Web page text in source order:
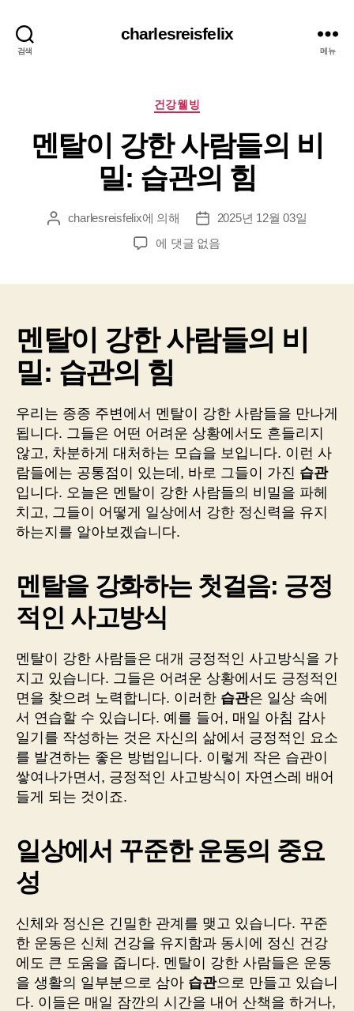
검색
charlesreisfelix
메뉴
카
고
리
건강웰빙
멘탈이 강한 사람들의 비
밀: 습관의 힘
게
성
charlesreisfelix에 의해
게
시
물
짜
2025년 12월 03일
멘
사
람
들
의
밀:
습
관
의
힘
에 댓글 없음
멘탈이 강한 사람들의 비
밀: 습관의 힘
우리는 종종 주변에서 멘탈이 강한 사람들을 만나게
됩니다. 그들은 어떤 어려운 상황에서도 흔들리지
않고, 차분하게 대처하는 모습을 보입니다. 이런 사
람들에는 공통점이 있는데, 바로 그들이 가진 습관
입니다. 오늘은 멘탈이 강한 사람들의 비밀을 파헤
치고, 그들이 어떻게 일상에서 강한 정신력을 유지
하는지를 알아보겠습니다.
멘탈을 강화하는 첫걸음: 긍정
적인 사고방식
멘탈이 강한 사람들은 대개 긍정적인 사고방식을 가
지고 있습니다. 그들은 어려운 상황에서도 긍정적인
면을 찾으려 노력합니다. 이러한 습관은 일상 속에
서 연습할 수 있습니다. 예를 들어, 매일 아침 감사
일기를 작성하는 것은 자신의 삶에서 긍정적인 요소
를 발견하는 좋은 방법입니다. 이렇게 작은 습관이
쌓여나가면서, 긍정적인 사고방식이 자연스레 배어
들게 되는 것이죠.
일상에서 꾸준한 운동의 중요
성
신체와 정신은 긴밀한 관계를 맺고 있습니다. 꾸준
한 운동은 신체 건강을 유지함과 동시에 정신 건강
에도 큰 도움을 줍니다. 멘탈이 강한 사람들은 운동
을 생활의 일부분으로 삼아 습관으로 만들고 있습니
다. 이들은 매일 잠깐의 시간을 내어 산책을 하거나,